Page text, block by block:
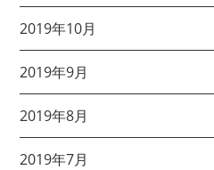
2019年10月
2019年9月
2019年8月
2019年7月